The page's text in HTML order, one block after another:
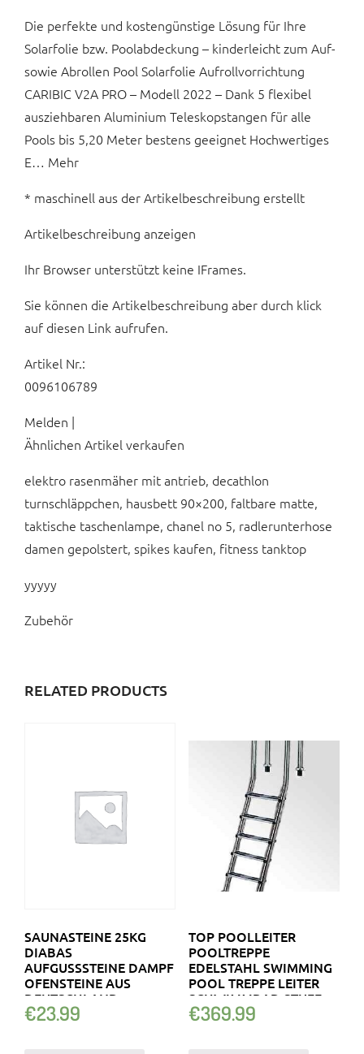
Die perfekte und kostengünstige Lösung für Ihre
Solarfolie bzw. Poolabdeckung – kinderleicht zum Auf-
sowie Abrollen Pool Solarfolie Aufrollvorrichtung
CARIBIC V2A PRO – Modell 2022 – Dank 5 flexibel
ausziehbaren Aluminium Teleskopstangen für alle
Pools bis 5,20 Meter bestens geeignet Hochwertiges
E… Mehr
* maschinell aus der Artikelbeschreibung erstellt
Artikelbeschreibung anzeigen
Ihr Browser unterstützt keine IFrames.
Sie können die Artikelbeschreibung aber durch klick
auf diesen Link aufrufen.
Artikel Nr.:
0096106789
Melden |
Ähnlichen Artikel verkaufen
elektro rasenmäher mit antrieb, decathlon
turnschläppchen, hausbett 90×200, faltbare matte,
taktische taschenlampe, chanel no 5, radlerunterhose
damen gepolstert, spikes kaufen, fitness tanktop
yyyyy
Zubehör
RELATED PRODUCTS
SAUNASTEINE 25KG
DIABAS
AUFGUSSSTEINE DAMPF
OFENSTEINE AUS
DEUTSCHLAND
HEIZSTEIN
€23.99
TOP POOLLEITER
POOLTREPPE
EDELSTAHL SWIMMING
POOL TREPPE LEITER
SCHWIMMBAD STUFE
€369.99